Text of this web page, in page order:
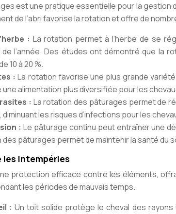
est une pratique essentielle pour la
de l’abri favorise la rotation et offre de
: La rotation permet à l’herbe de se
l’année. Des études ont démontré que la
10 à 20 %.
:La rotation favorise une plus grande
alimentation plus diversifiée pour les
: La rotation des pâturages permet de
diminuant les risques d’infections pour les
: Le pâturage continu peut entraîner une
des pâturages permet de maintenir la santé du
intempéries
protection efficace contre les éléments,
les périodes de mauvais temps.
:Un toit solide protège le cheval des